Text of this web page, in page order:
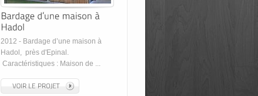
2012 - Bardage d’une maison à
Hadol, près d'Epinal.
Caractéristiques : Maison de ...